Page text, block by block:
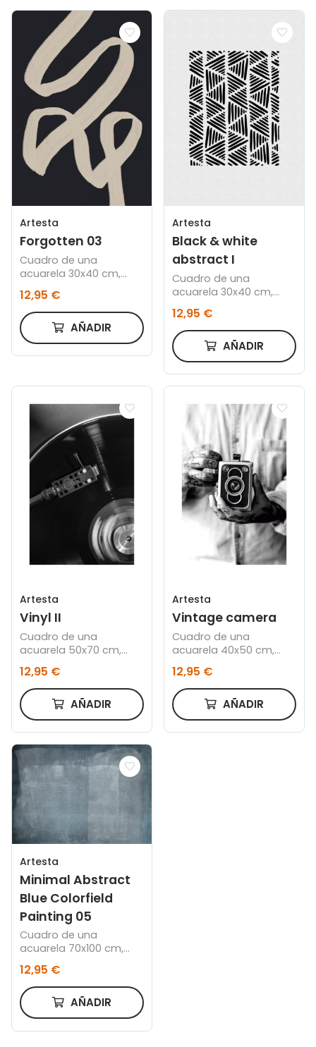
Artesta
Forgotten 03
Cuadro de una
acuarela 30x40 cm,
Marco color roble
12,95 €
AÑADIR
Artesta
Black & white
abstract I
Cuadro de una
acuarela 30x40 cm,
Marco color roble
12,95 €
AÑADIR
Artesta
Vinyl II
Cuadro de una
acuarela 50x70 cm,
12,95 €
AÑADIR
Artesta
Vintage camera
Cuadro de una
acuarela 40x50 cm,
12,95 €
AÑADIR
Artesta
Minimal Abstract
Blue Colorfield
Painting 05
Cuadro de una
acuarela 70x100 cm,
Marco color roble
12,95 €
AÑADIR